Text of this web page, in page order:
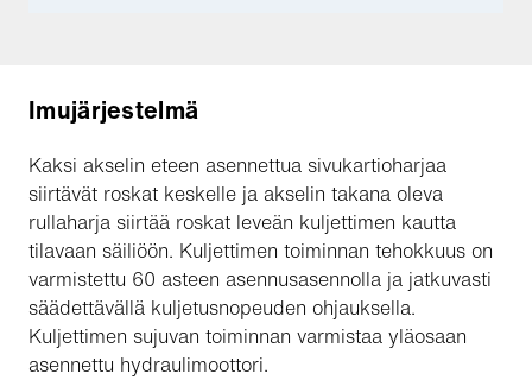
Imujärjestelmä
Kaksi akselin eteen asennettua sivukartioharjaa
siirtävät roskat keskelle ja akselin takana oleva
rullaharja siirtää roskat leveän kuljettimen kautta
tilavaan säiliöön. Kuljettimen toiminnan tehokkuus on
varmistettu 60 asteen asennusasennolla ja jatkuvasti
säädettävällä kuljetusnopeuden ohjauksella.
Kuljettimen sujuvan toiminnan varmistaa yläosaan
asennettu hydraulimoottori.